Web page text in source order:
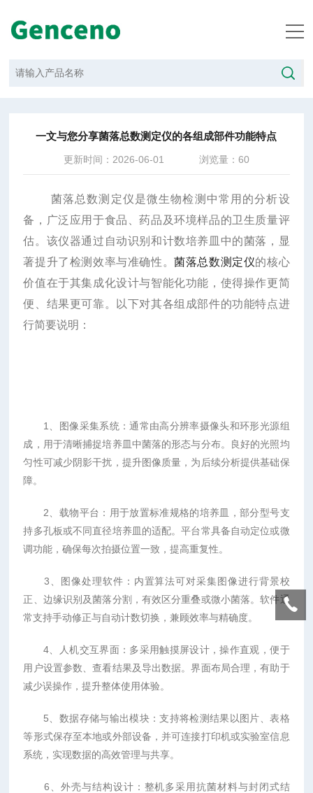
一文与您分享菌落总数测定仪的各组成部件功能特点
更新时间：2026-06-01 浏览量：60
菌落总数测定仪是微生物检测中常用的分析设
备，广泛应用于食品、药品及环境样品的卫生质量评
估。该仪器通过自动识别和计数培养皿中的菌落，显
著提升了检测效率与准确性。菌落总数测定仪的核心
价值在于其集成化设计与智能化功能，使得操作更简
便、结果更可靠。以下对其各组成部件的功能特点进
行简要说明：
1、图像采集系统：通常由高分辨率摄像头和环形光源组
成，用于清晰捕捉培养皿中菌落的形态与分布。良好的光照均
匀性可减少阴影干扰，提升图像质量，为后续分析提供基础保
障。
2、载物平台：用于放置标准规格的培养皿，部分型号支
持多孔板或不同直径培养皿的适配。平台常具备自动定位或微
调功能，确保每次拍摄位置一致，提高重复性。
3、图像处理软件：内置算法可对采集图像进行背景校
正、边缘识别及菌落分割，有效区分重叠或微小菌落。软件通
常支持手动修正与自动计数切换，兼顾效率与精确度。
4、人机交互界面：多采用触摸屏设计，操作直观，便于
用户设置参数、查看结果及导出数据。界面布局合理，有助于
减少误操作，提升整体使用体验。
5、数据存储与输出模块：支持将检测结果以图片、表格
等形式保存至本地或外部设备，并可连接打印机或实验室信息
系统，实现数据的高效管理与共享。
6、外壳与结构设计：整机多采用抗菌材料与封闭式结